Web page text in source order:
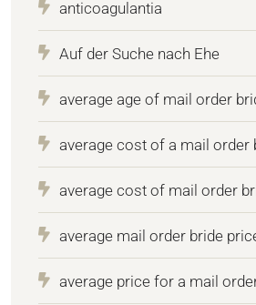
anticoagulantia
Auf der Suche nach Ehe
average age of mail order
average cost of a mail order
average cost of mail order
average mail order bride
average price for a mail